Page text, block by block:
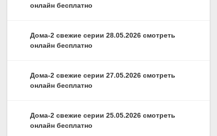
онлайн бесплатно
Дома-2 свежие серии 28.05.2026 смотреть
онлайн бесплатно
Дома-2 свежие серии 27.05.2026 смотреть
онлайн бесплатно
Дома-2 свежие серии 25.05.2026 смотреть
онлайн бесплатно